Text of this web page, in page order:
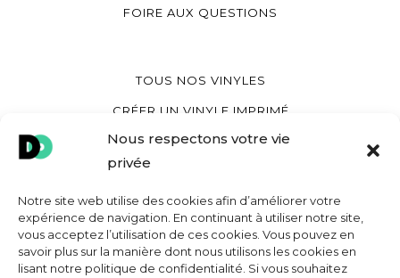
Nous respectons votre vie
privée
Notre site web utilise des cookies afin d’améliorer votre
expérience de navigation. En continuant à utiliser notre site,
vous acceptez l’utilisation de ces cookies. Vous pouvez en
savoir plus sur la manière dont nous utilisons les cookies en
lisant notre politique de confidentialité. Si vous souhaitez
FOIRE AUX QUESTIONS
TOUS NOS VINYLES
CRÉER UN VINYLE IMPRIMÉ
CRÉER UN VINYLE COEUR
CRÉER UNE POCHETTE VINYLE
MON COMPTE
CONTACT